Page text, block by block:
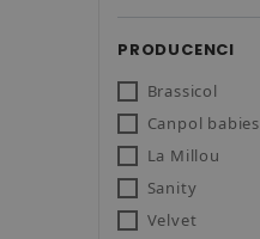
PRODUCENCI
Brassicol
Canpol babies
La Millou
Sanity
Velvet